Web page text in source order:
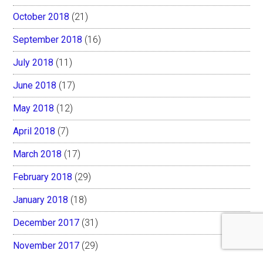
October 2018 (21)
September 2018 (16)
July 2018 (11)
June 2018 (17)
May 2018 (12)
April 2018 (7)
March 2018 (17)
February 2018 (29)
January 2018 (18)
December 2017 (31)
November 2017 (29)